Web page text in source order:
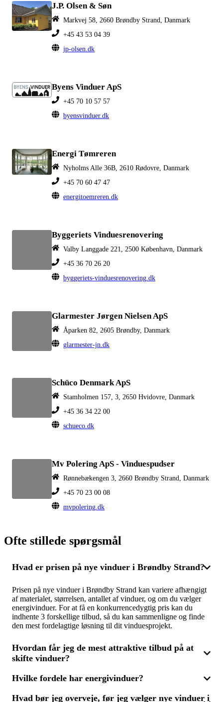
J.P. Olsen & Søn
Markvej 58, 2660 Brøndby Strand, Danmark
+45 43 53 04 39
jp-olsen.dk
Byens Vinduer ApS
+45 70 10 57 57
byensvinduer.dk
Energi Tømreren
Nyholms Alle 36B, 2610 Rødovre, Danmark
+45 70 60 47 47
energitoemreren.dk
Byggeriets Vinduesrenovering
Valby Langgade 221, 2500 København, Danmark
+45 36 70 26 20
byggeriets-vinduesrenovering.dk
Glarmester Jørgen Nielsen ApS
Åparken 82, 2605 Brøndby, Danmark
glarmester-jn.dk
Schüco Denmark ApS
Stamholmen 157, 3, 2650 Hvidovre, Danmark
+45 36 34 22 00
schueco.dk
Mv Polering ApS - Vinduespudser
Rønnebækengen 3, 2660 Brøndby Strand, Danmark
+45 70 23 00 08
mvpolering.dk
Ofte stillede spørgsmål
Hvad er prisen på nye vinduer i Brøndby Strand?
Prisen på nye vinduer i Brøndby Strand kan variere afhængigt
af materialet, størrelsen, antallet af vinduer, og om du vælger
energivinduer. For at få en konkurrencedygtig pris kan du
indhente 3 forskellige tilbud, så du kan sammenligne og finde
den mest fordelagtige løsning til dit vinduesprojekt.
Hvordan får jeg de mest attraktive tilbud på at
skifte vinduer?
For at få de bedste tilbud på vinduesudskiftning skal du
tilbud har du mulighed for at se prisforskellene og de
Hvilke fordele har energivinduer?
Hvad bør jeg overveje, før jeg vælger nye vinduer i